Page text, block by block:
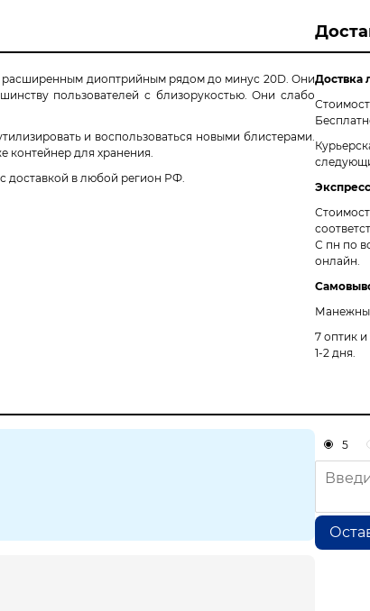
расширенным диоптрийным рядом до минус 20D. Они
пользователей с близорукостью. Они слабо
и воспользоваться новыми блистерами.
контейнер для хранения.
доставкой в любой регион РФ.
Доствка
С пн по
онлайн.
7 оптик и
1-2 дня.
5